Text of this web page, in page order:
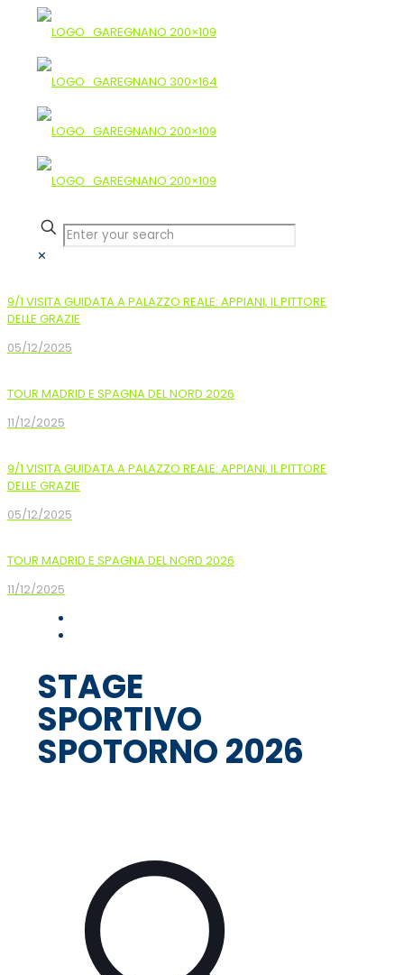
✕
9/1 VISITA GUIDATA A PALAZZO REALE: APPIANI, IL PITTORE
DELLE GRAZIE
05/12/2025
TOUR MADRID E SPAGNA DEL NORD 2026
11/12/2025
9/1 VISITA GUIDATA A PALAZZO REALE: APPIANI, IL PITTORE
DELLE GRAZIE
05/12/2025
TOUR MADRID E SPAGNA DEL NORD 2026
11/12/2025
STAGE
SPORTIVO
SPOTORNO 2026